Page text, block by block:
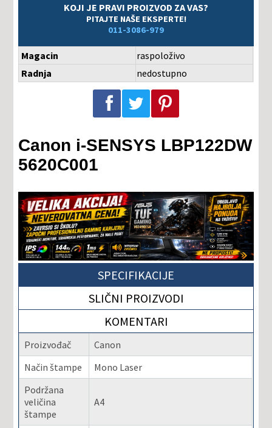
KOJI JE PRAVI PROIZVOD ZA VAS?
PITAJTE NAŠE EKSPERTE!
011-3086-979
Magacin
raspoloživo
Radnja
nedostupno
Podeli na Facebook-u Podeli na Twitter-u Podeli na Pinterest-u
Canon i-SENSYS LBP122DW
5620C001
SPECIFIKACIJE
SLIČNI PROIZVODI
KOMENTARI
Proizvođač
Canon
Način štampe
Mono Laser
Podržana
veličina
štampe
A4